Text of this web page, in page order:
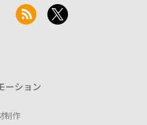
ーション
制作